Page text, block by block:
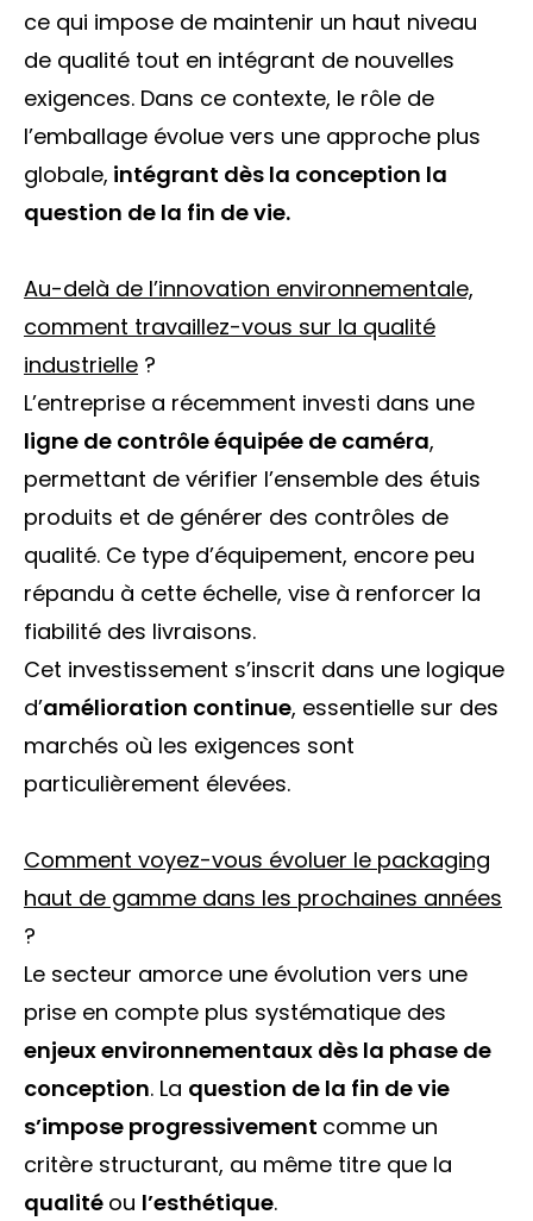
ce qui impose de maintenir un haut niveau
de qualité tout en intégrant de nouvelles
exigences. Dans ce contexte, le rôle de
l’emballage évolue vers une approche plus
globale, intégrant dès la conception la
question de la fin de vie.
Au-delà de l’innovation environnementale,
comment travaillez-vous sur la qualité
industrielle ?
L’entreprise a récemment investi dans une
ligne de contrôle équipée de caméra,
permettant de vérifier l’ensemble des étuis
produits et de générer des contrôles de
qualité. Ce type d’équipement, encore peu
répandu à cette échelle, vise à renforcer la
fiabilité des livraisons.
Cet investissement s’inscrit dans une logique
d’amélioration continue, essentielle sur des
marchés où les exigences sont
particulièrement élevées.
Comment voyez-vous évoluer le packaging
haut de gamme dans les prochaines années
?
Le secteur amorce une évolution vers une
prise en compte plus systématique des
enjeux environnementaux dès la phase de
conception. La question de la fin de vie
s’impose progressivement comme un
critère structurant, au même titre que la
qualité ou l’esthétique.